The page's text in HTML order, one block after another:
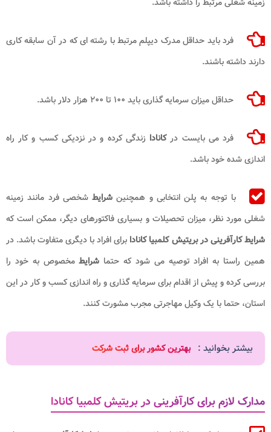
فرد باید حداقل مدرک دیپلم مرتبط با رشته ای که در آن سابقه کاری
دارند داشته باشند.
حداقل میزان سرمایه گذاری باید ۱۰۰ تا ۲۰۰ هزار دلار باشد.
فرد می بایست درکانادا زندگی کرده و در نزدیکی کسب و کار راه
اندازی شده خود باشد.
با توجه به پلن انتخابی و همچنین شرایطشخصی فرد مانند زمینه
شغلی مورد نظر، میزان تحصیلات و بسیاری فاکتورهای دیگر، ممکن است که
شرایط کارآفرینی در بریتیش کلمبیا کانادا برای افراد با دیگری متفاوت باشد. در
همین راستا به افراد توصیه می شود که حتما شرایطمخصوص به خود را
بررسی کرده و پیش از اقدام برای سرمایه گذاری و راه اندازی کسب و کار در این
استان، حتما با یک وکیل مهاجرتی مجرب مشورت کنند.
بیشتر بخوانید : بهترین کشور برای ثبت شرکت
مدارک لازم برای کارآفرینی در بریتیش کلمبیا کانادا